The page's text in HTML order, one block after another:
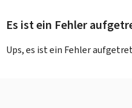
Es ist ein Fehler
Ups, es ist ein Fehler